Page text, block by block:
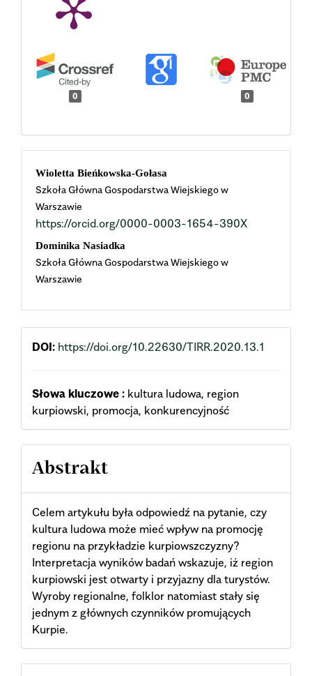
0 0
Main
Article
Content
Wioletta Bieńkowska-Gołasa
Szkoła Główna Gospodarstwa Wiejskiego w
Warszawie
https://orcid.org/0000-0003-1654-390X
Dominika Nasiadka
Szkoła Główna Gospodarstwa Wiejskiego w
Warszawie
DOI: https://doi.org/10.22630/TIRR.2020.13.1
Słowa kluczowe : kultura ludowa, region
kurpiowski, promocja, konkurencyjność
Abstrakt
Celem artykułu była odpowiedź na pytanie, czy
kultura ludowa może mieć wpływ na promocję
regionu na przykładzie kurpiowszczyzny?
Interpretacja wyników badań wskazuje, iż region
kurpiowski jest otwarty i przyjazny dla turystów.
Wyroby regionalne, folklor natomiast stały się
jednym z głównych czynników promujących
Kurpie.